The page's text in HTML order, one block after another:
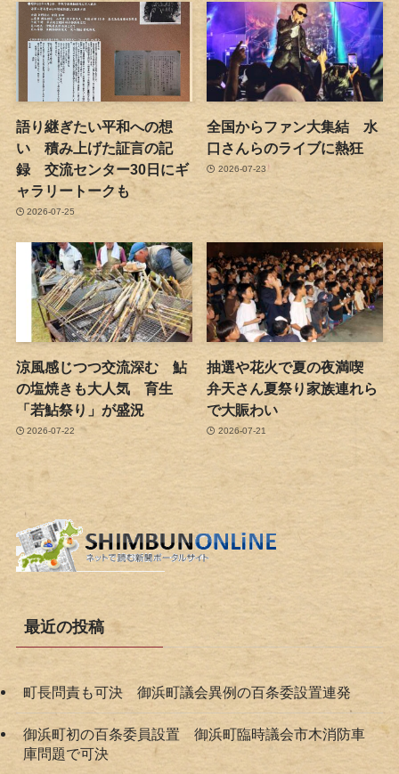
語り継ぎたい平和への想
い 積み上げた証言の記
録 交流センター30日にギ
ャラリートークも
2026-07-25
全国からファン大集結 水
口さんらのライブに熱狂
2026-07-23
涼風感じつつ交流深む 鮎
の塩焼きも大人気 育生
「若鮎祭り」が盛況
2026-07-22
抽選や花火で夏の夜満喫
弁天さん夏祭り家族連れら
で大賑わい
2026-07-21
最近の投稿
町長問責も可決 御浜町議会異例の百条委設置連発
御浜町初の百条委員設置 御浜町臨時議会市木消防車
庫問題で可決